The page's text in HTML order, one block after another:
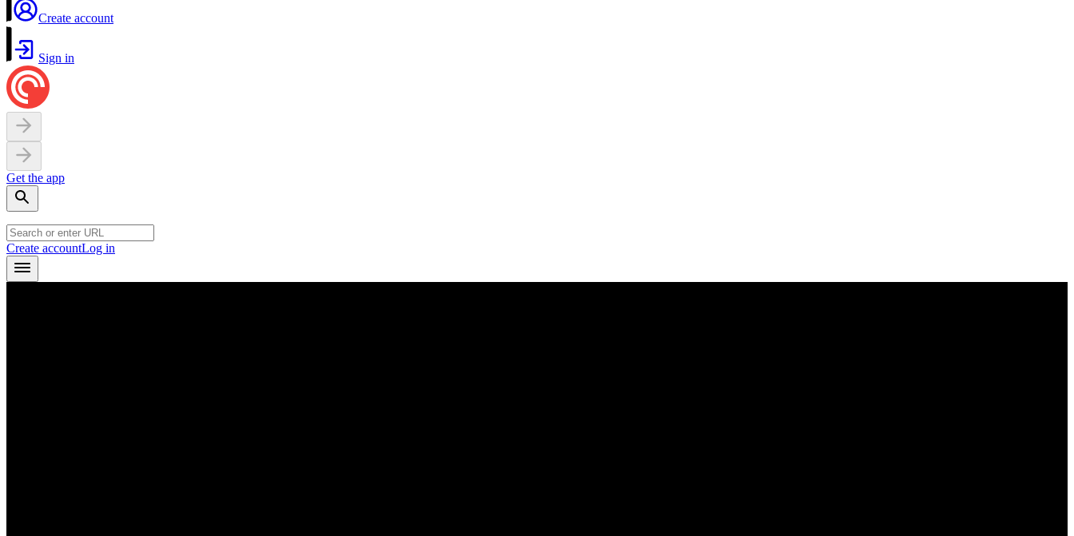
Create account
Sign in
Get the app
Create accountLog in